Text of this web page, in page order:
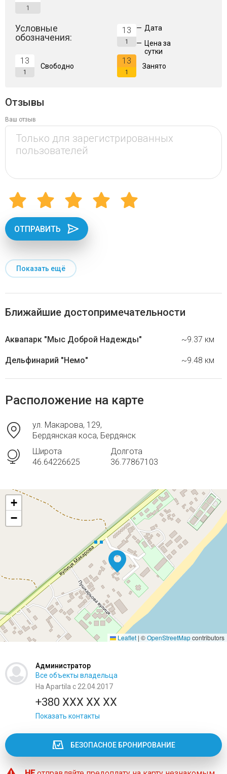
1
Условные
обозначения:
13
1
— Дата
— Цена за
сутки
13
1
Свободно
13
1
Занято
Отзывы
Ваш отзыв
ОТПРАВИТЬ
Показать ещё
Ближайшие достопримечательности
Аквапарк "Мыс Доброй Надежды" ~9.37 км
Дельфинарий "Немо" ~9.48 км
Расположение на карте
ул. Макарова, 129,
Бердянская коса, Бердянск
Широта
46.64226625
Долгота
36.77867103
+
−
Leaflet | ©OpenStreetMapcontributors
Администратор
Все объекты владельца
На Apartila с 22.04.2017
+380 XXX XX XX
Показать контакты
БЕЗОПАСНОЕ БРОНИРОВАНИЕ